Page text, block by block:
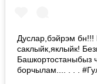
Дуслар,бэйрэм бн!!!
саклыйк,яклыйк!
Башкортостаныбыз
борчылам.... . . .